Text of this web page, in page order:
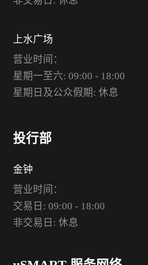
上水广场
营业时间：
星期一至六: 09:00 - 18:00
星期日及公众假期: 休息
投行部
金钟
营业时间：
交易日: 09:00 - 18:00
非交易日: 休息